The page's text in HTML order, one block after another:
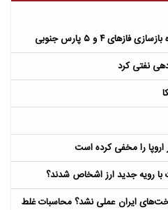
۴ و ۵ پارس جنوبی
نفتی کرد
را مخفی کرده است
با رویه جدید ارز اشخاص شدند؟
ایران عملی نشد؟ محاسبات غلط